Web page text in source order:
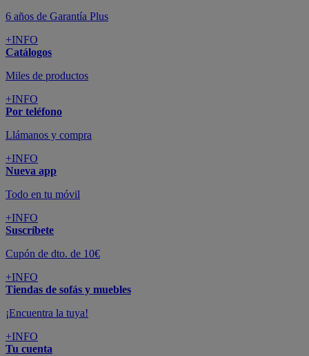
6 años de Garantía Plus
+INFO
Catálogos
Miles de productos
+INFO
Por teléfono
Llámanos y compra
+INFO
Nueva app
Todo en tu móvil
+INFO
Suscríbete
Cupón de dto. de 10€
+INFO
Tiendas de sofás y muebles
¡Encuentra la tuya!
+INFO
Tu cuenta